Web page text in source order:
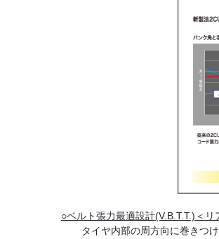
○ベルト張力最適設計(V.B.T.T.)＜リ
タイヤ内部の周方向に巻きつ